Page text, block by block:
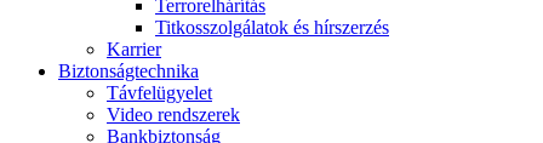
Terrorelhárítás
Titkosszolgálatok és hírszerzés
Karrier
Biztonságtechnika
Távfelügyelet
Video rendszerek
Bankbiztonság